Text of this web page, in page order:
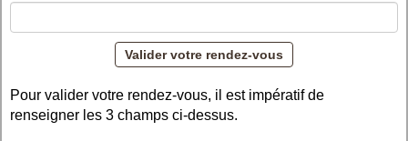
Pour valider votre rendez-vous, il est impératif de
renseigner les 3 champs ci-dessus.